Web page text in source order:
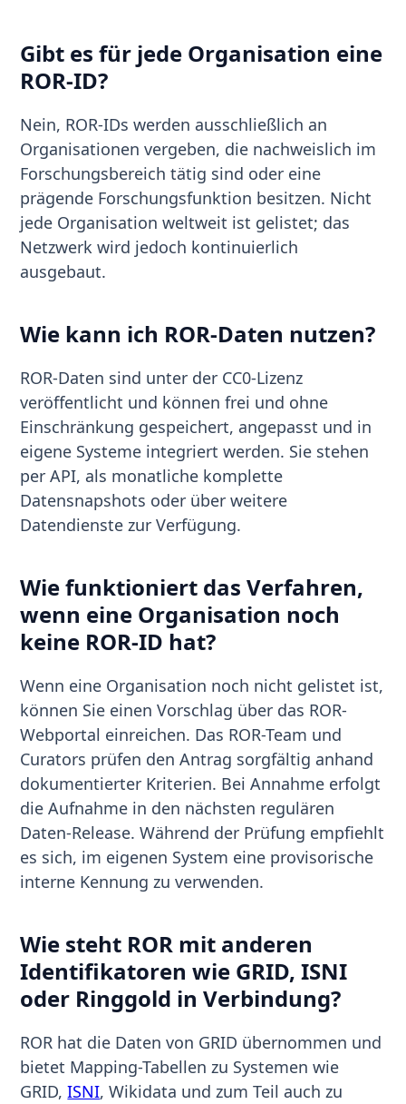
Gibt es für jede Organisation eine
ROR-ID?
Nein, ROR-IDs werden ausschließlich an
Organisationen vergeben, die nachweislich im
Forschungsbereich tätig sind oder eine
prägende Forschungsfunktion besitzen. Nicht
jede Organisation weltweit ist gelistet; das
Netzwerk wird jedoch kontinuierlich
ausgebaut.
Wie kann ich ROR-Daten nutzen?
ROR-Daten sind unter der CC0-Lizenz
veröffentlicht und können frei und ohne
Einschränkung gespeichert, angepasst und in
eigene Systeme integriert werden. Sie stehen
per API, als monatliche komplette
Datensnapshots oder über weitere
Datendienste zur Verfügung.
Wie funktioniert das Verfahren,
wenn eine Organisation noch
keine ROR-ID hat?
Wenn eine Organisation noch nicht gelistet ist,
können Sie einen Vorschlag über das ROR-
Webportal einreichen. Das ROR-Team und
Curators prüfen den Antrag sorgfältig anhand
dokumentierter Kriterien. Bei Annahme erfolgt
die Aufnahme in den nächsten regulären
Daten-Release. Während der Prüfung empfiehlt
es sich, im eigenen System eine provisorische
interne Kennung zu verwenden.
Wie steht ROR mit anderen
Identifikatoren wie GRID, ISNI
oder Ringgold in Verbindung?
ROR hat die Daten von GRID übernommen und
bietet Mapping-Tabellen zu Systemen wie
GRID,ISNI, Wikidata und zum Teil auch zu